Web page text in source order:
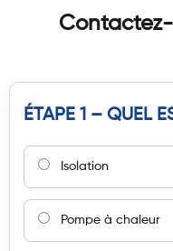
ÉTAPE 1 – QUEL
Isolation
Pompe à chaleur